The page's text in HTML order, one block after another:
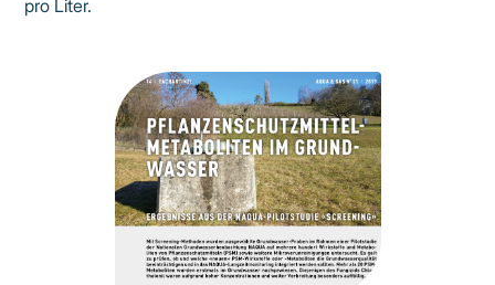
pro Liter.